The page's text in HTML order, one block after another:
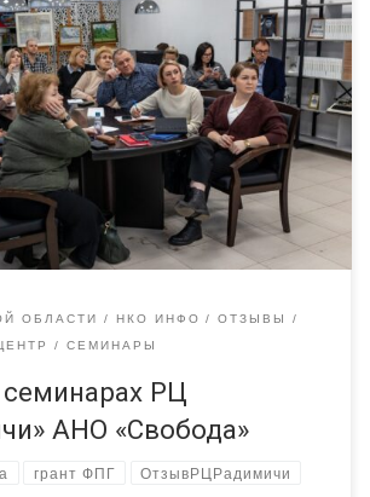
отзывы о семинарах и
для некоммерческого сектора
Сегодня отзыв от АНО «Свобода», г.
недавно приняли участие в
проектов, и это было по-настоящему
углубились в различные тренинги, а
в индивидуальном, так и […]
ОБЛАСТИ НКО ИНФО
ОТЗЫВЫ
СЕМИНАРЫ
РЦ
АНО «Свобода»
грант ФПГ ОтзывРЦРадимичи